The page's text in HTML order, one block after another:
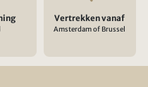
Vertrekken vanaf
Amsterdam of Brussel